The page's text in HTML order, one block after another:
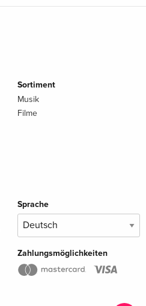
Sortiment
Musik
Filme
Sprache
Zahlungsmöglichkeiten